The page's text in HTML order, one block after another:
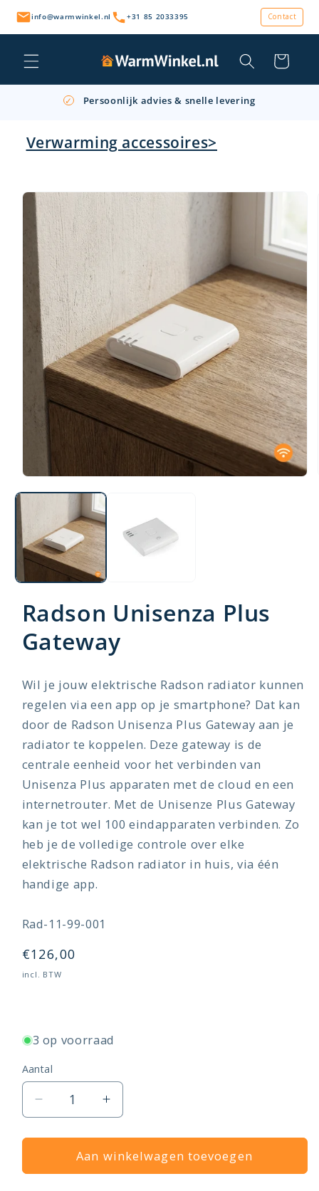
naar de
content
info@warmwinkel.nl +31 85 2033395 Contact
Winkelwagen
✓ Persoonlijk advies & snelle levering
Verwarming accessoires>
direct naar
Radson Unisenza Plus
Gateway
Wil je jouw elektrische Radson radiator kunnen
regelen via een app op je smartphone? Dat kan
door de Radson Unisenza Plus Gateway aan je
radiator te koppelen. Deze gateway is de
centrale eenheid voor het verbinden van
Unisenza Plus apparaten met de cloud en een
internetrouter. Met de Unisenze Plus Gateway
kan je tot wel 100 eindapparaten verbinden. Zo
heb je de volledige controle over elke
elektrische Radson radiator in huis, via één
handige app.
SKU:
Rad-11-99-001
Normale
prijs
€126,00
incl. BTW
3 op voorraad
Aantal
Aantal
verlagen
voor
Radson
Unisenza
Aantal
verhogen
voor
Radson
Unisenza
Aan winkelwagen toevoegen